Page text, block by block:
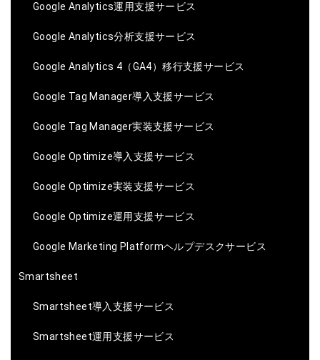
Google Analytics運用支援サービス
Google Analytics分析支援サービス
Google Analytics 4（GA4）移行支援サービス
Google Tag Manager導入支援サービス
Google Tag Manager実装支援サービス
Google Optimize導入支援サービス
Google Optimize実装支援サービス
Google Optimize運用支援サービス
Google Marketing Platformヘルプデスクサービス
Smartsheet
Smartsheet導入支援サービス
Smartsheet運用支援サービス